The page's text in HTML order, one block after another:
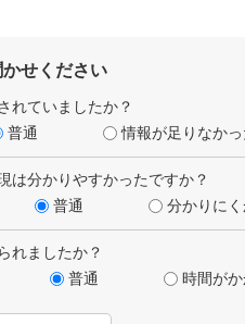
せください
れていましたか？
普通 情報が足りなかっ
は分かりやすかったですか？
普通 分かりにく
れましたか？
普通 時間が